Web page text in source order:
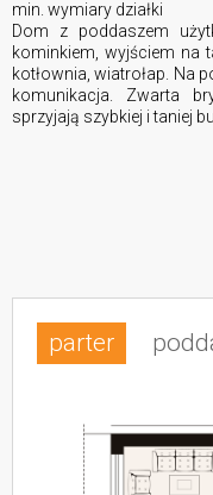
min. wymiary działki
Dom z poddaszem
kominkiem, wyjściem na
kotłownia, wiatrołap. Na
komunikacja. Zwarta
sprzyjają szybkiej i taniej
parter